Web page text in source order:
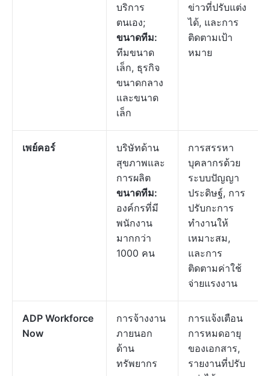
บริการ
ตนเอง;
ขนาดทีม:
ทีมขนาด
เล็ก, ธุรกิจ
ขนาดกลาง
และขนาด
เล็ก
ข่าวที่ปรับแต่ง
ได้, และการ
ติดตามเป้า
หมาย
เพย์คอร์
บริษัทด้าน
สุขภาพและ
การผลิต
ขนาดทีม:
องค์กรที่มี
พนักงาน
มากกว่า
1000 คน
การสรรหา
บุคลากรด้วย
ระบบปัญญา
ประดิษฐ์, การ
ปรับกะการ
ทำงานให้
เหมาะสม,
และการ
ติดตามค่าใช้
จ่ายแรงงาน
ADP Workforce
Now
การจ้างงาน
ภายนอก
ด้าน
ทรัพยากร
การแจ้งเตือน
การหมดอายุ
ของเอกสาร,
รายงานที่ปรับ